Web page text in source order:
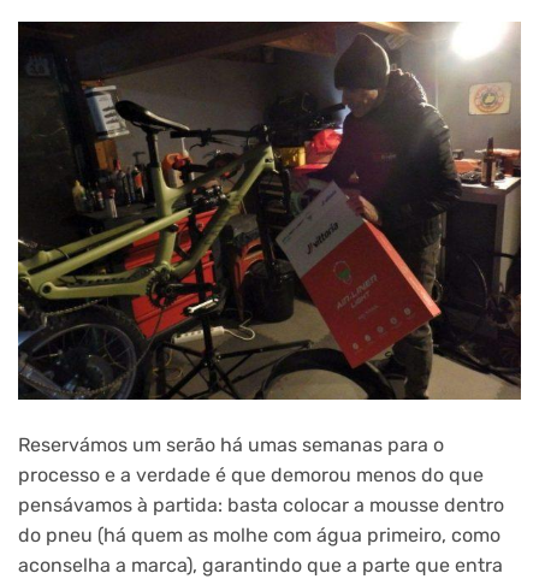
Reservámos um serão há umas semanas para o
processo e a verdade é que demorou menos do que
pensávamos à partida: basta colocar a mousse dentro
do pneu (há quem as molhe com água primeiro, como
aconselha a marca), garantindo que a parte que entra